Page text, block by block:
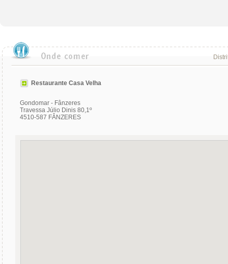
Restaurante Casa Velha
Gondomar - Fânzeres
Travessa Júlio Dinis 80,1º
4510-587 FÂNZERES